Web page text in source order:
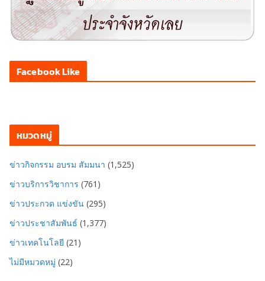
Facebook Like
หมวดหมู่
ข่าวกิจกรรม อบรม สัมมนา (1,525)
ข่าวบริการวิชาการ (761)
ข่าวประกวด แข่งขัน (295)
ข่าวประชาสัมพันธ์ (1,377)
ข่าวเทคโนโลยี (21)
ไม่มีหมวดหมู่ (22)